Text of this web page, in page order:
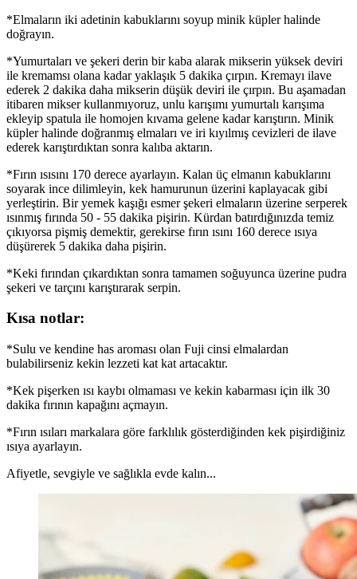
*Elmaların iki adetinin kabuklarını soyup minik küpler halinde
doğrayın.
*Yumurtaları ve şekeri derin bir kaba alarak mikserin yüksek deviri
ile kremamsı olana kadar yaklaşık 5 dakika çırpın. Kremayı ilave
ederek 2 dakika daha mikserin düşük deviri ile çırpın. Bu aşamadan
itibaren mikser kullanmıyoruz, unlu karışımı yumurtalı karışıma
ekleyip spatula ile homojen kıvama gelene kadar karıştırın. Minik
küpler halinde doğranmış elmaları ve iri kıyılmış cevizleri de ilave
ederek karıştırdıktan sonra kalıba aktarın.
*Fırın ısısını 170 derece ayarlayın. Kalan üç elmanın kabuklarını
soyarak ince dilimleyin, kek hamurunun üzerini kaplayacak gibi
yerleştirin. Bir yemek kaşığı esmer şekeri elmaların üzerine serperek
ısınmış fırında 50 - 55 dakika pişirin. Kürdan batırdığınızda temiz
çıkıyorsa pişmiş demektir, gerekirse fırın ısını 160 derece ısıya
düşürerek 5 dakika daha pişirin.
*Keki fırından çıkardıktan sonra tamamen soğuyunca üzerine pudra
şekeri ve tarçını karıştırarak serpin.
Kısa notlar:
*Sulu ve kendine has aroması olan Fuji cinsi elmalardan
bulabilirseniz kekin lezzeti kat kat artacaktır.
*Kek pişerken ısı kaybı olmaması ve kekin kabarması için ilk 30
dakika fırının kapağını açmayın.
*Fırın ısıları markalara göre farklılık gösterdiğinden kek pişirdiğiniz
ısıya ayarlayın.
Afiyetle, sevgiyle ve sağlıkla evde kalın...